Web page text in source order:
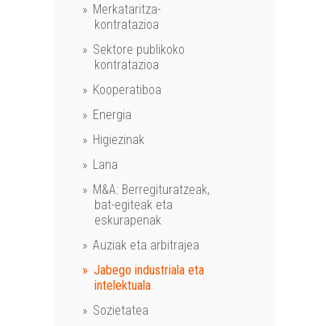
Merkataritza-
kontratazioa
Sektore publikoko
kontratazioa
Kooperatiboa
Energia
Higiezinak
Lana
M&A: Berregituratzeak,
bat-egiteak eta
eskurapenak
Auziak eta arbitrajea
Jabego industriala eta
intelektuala
Sozietatea